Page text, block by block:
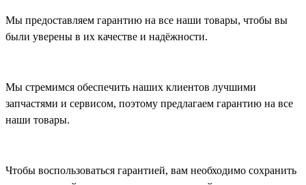
Мы предоставляем гарантию на все наши товары, чтобы вы
были уверены в их качестве и надёжности.
Мы стремимся обеспечить наших клиентов лучшими
запчастями и сервисом, поэтому предлагаем гарантию на все
наши товары.
Чтобы воспользоваться гарантией, вам необходимо сохранить